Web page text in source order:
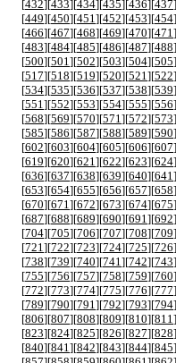
[432][433][434][435][436][437
[449][450][451 ][452][453][454
[466][467][468][469][470][471
[483][484][485][486][487][488
[500][501 ][502][503][504][505
[517][518][519][520][521 ][522
[534][535][536][537][538][539
[551 ][552][553][554][555][556
[568][569][570][571 ][572][573
[585][586][587][588][589][590
[602][603][604][605][606][607
[619][620][621 ][622][623][624
[636][637][638][639][640][641
[653][654][655][656][657][658
[670][671 ][672][673][674][675
[687][688][689][690][691 ][692
[704][705][706][707][708][709
[721 ][722][723][724][725][726
[738][739][740][741 ][742][743
[755][756][757][758][759][760
[772][773][774][775][776][777
[789][790][791 ][792][793][794
[806][807][808][809][810][811
[823][824][825][826][827][828
[840][841 ][842][843][844][845